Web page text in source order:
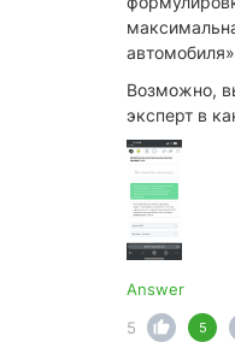
Возможно,
эксперт в
Answer
5
5